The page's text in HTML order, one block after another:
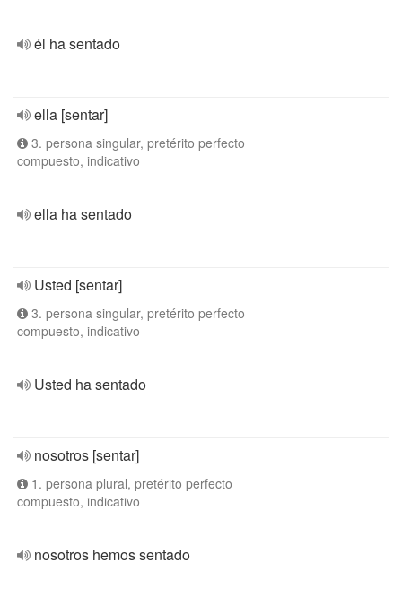
él ha sentado
ella [sentar]
3. persona singular, pretérito perfecto
compuesto, indicativo
ella ha sentado
Usted [sentar]
3. persona singular, pretérito perfecto
compuesto, indicativo
Usted ha sentado
nosotros [sentar]
1. persona plural, pretérito perfecto
compuesto, indicativo
nosotros hemos sentado